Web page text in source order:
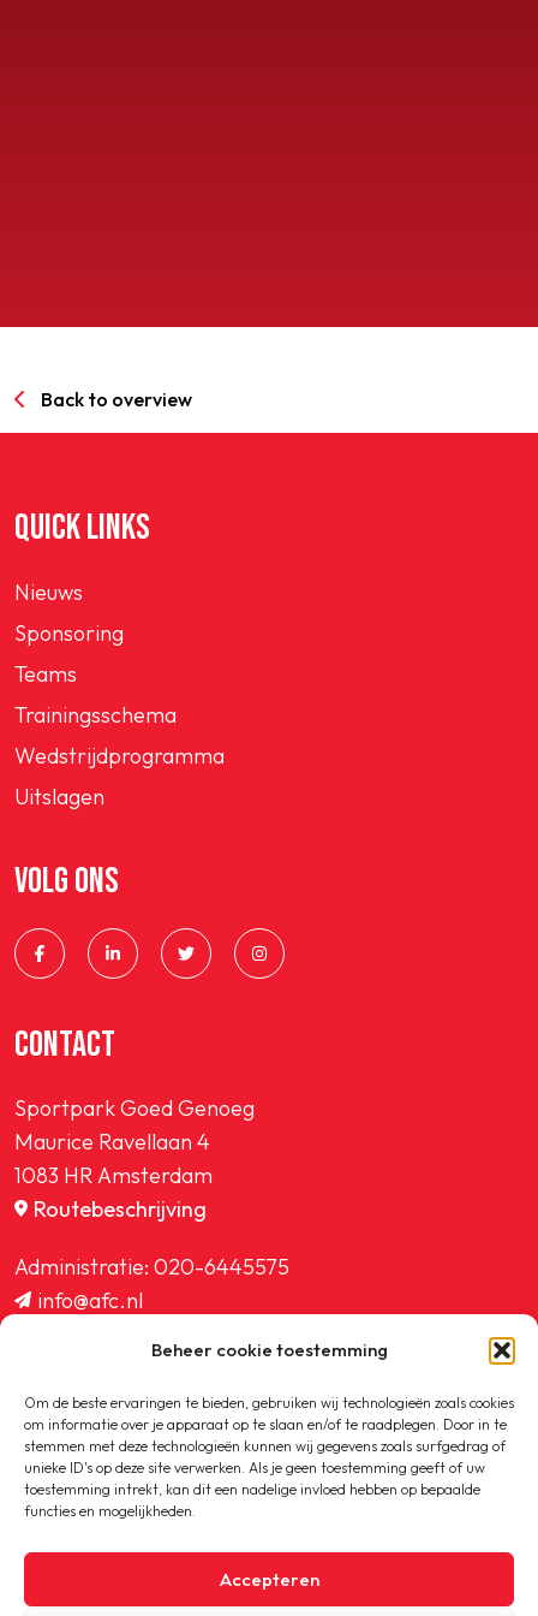
Beheer cookie toestemming
Om de beste ervaringen te bieden, gebruiken wij technologieën zoals cookies
om informatie over je apparaat op te slaan en/of te raadplegen. Door in te
stemmen met deze technologieën kunnen wij gegevens zoals surfgedrag of
unieke ID's op deze site verwerken. Als je geen toestemming geeft of uw
toestemming intrekt, kan dit een nadelige invloed hebben op bepaalde
functies en mogelijkheden.
Accepteren
Back to overview
QUICK LINKS
Nieuws
Sponsoring
Teams
Trainingsschema
Wedstrijdprogramma
Uitslagen
VOLG ONS
CONTACT
Sportpark Goed Genoeg
Maurice Ravellaan 4
1083 HR Amsterdam
Routebeschrijving
Administratie: 020-6445575
info@afc.nl
ledenadministratie@afc.nl
Copyright © 2020-2026 AFC